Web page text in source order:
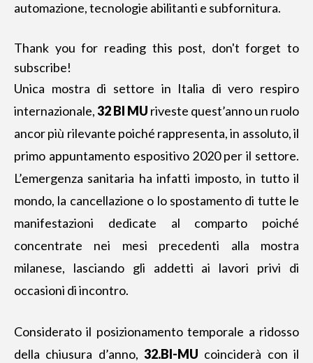
automazione, tecnologie abilitanti e subfornitura.
Thank you for reading this post, don't forget to
subscribe!
Unica mostra di settore in Italia di vero respiro
internazionale,32 BI MU riveste quest’anno un ruolo
ancor più rilevante poiché rappresenta, in assoluto, il
primo appuntamento espositivo 2020 per il settore.
L’emergenza sanitaria ha infatti imposto, in tutto il
mondo, la cancellazione o lo spostamento di tutte le
manifestazioni dedicate al comparto poiché
concentrate nei mesi precedenti alla mostra
milanese, lasciando gli addetti ai lavori privi di
occasioni di incontro.
Considerato il posizionamento temporale a ridosso
della chiusura d’anno, 32.BI-MU coinciderà con il